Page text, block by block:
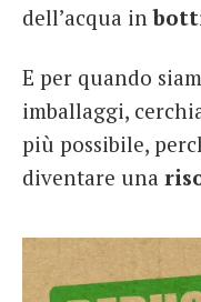
dell’acqua in
E per quando
imballaggi,
più possibile,
diventare una